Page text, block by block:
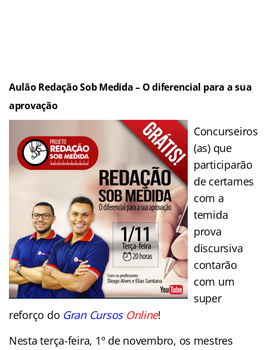
Aulão Redação Sob Medida – O diferencial para a sua
aprovação
Concurseiros
(as) que
participarão
de certames
com a
temida
prova
discursiva
contarão
com um
super
reforço do Gran Cursos Online!
Nesta terça-feira, 1º de novembro, os mestres